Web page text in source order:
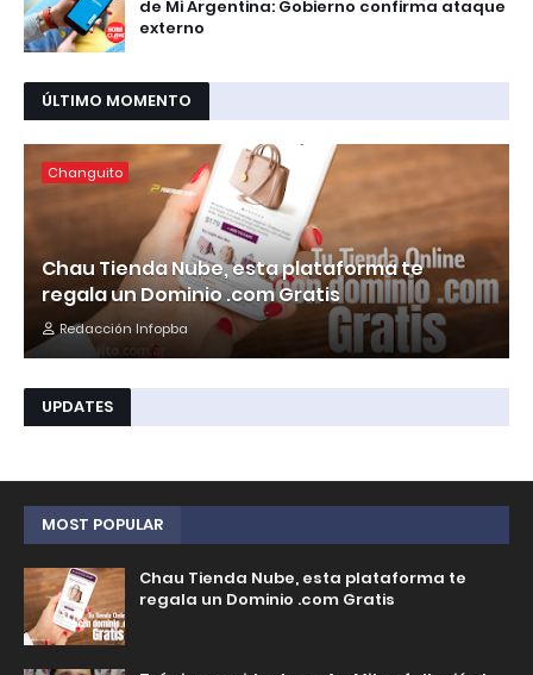
de Mi Argentina: Gobierno confirma ataque
externo
ÚLTIMO MOMENTO
Changuito
Chau Tienda Nube, esta plataforma te
regala un Dominio .com Gratis
Redacción Infopba
UPDATES
MOST POPULAR
Chau Tienda Nube, esta plataforma te
regala un Dominio .com Gratis